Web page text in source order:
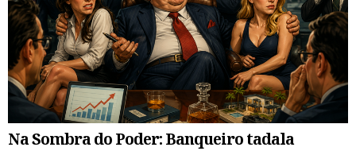
Na Sombra do Poder: Banqueiro tadala